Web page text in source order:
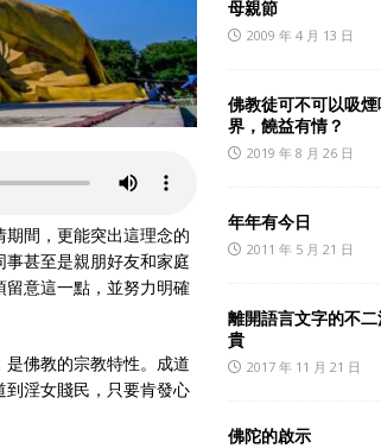
間，更能突出這理念的
甚至是親朋好友和家庭
意這一點，並努力明確
佛教的宗教特性。成道
淫女賤民，只要肯發心
母親節
2009 年 4 月 13 日
佛教徒可不可以吸
界，饒益有情？
2019 年 8 月 26 日
年年有今日
2011 年 5 月 21 日
離開語言文字的不
貴
2017 年 11 月 21 日
佛陀的啟示